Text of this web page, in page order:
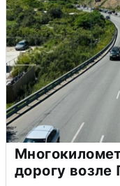
дорогу возле